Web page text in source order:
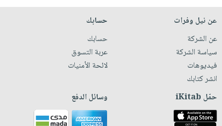
عن نيل وفرات
عن الشركة
سياسة الشركة
فيديوهات
انشر كتابك
حسابك
حسابك
عربة التسوق
لائحة الأمنيات
حمّل iKitab وسائل الدفع